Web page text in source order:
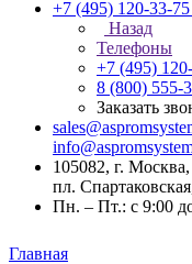
+7 (495) 120-33-75
Назад
Телефоны
+7 (495)
8 (800) 555-
Заказать
105082, г.
пл.
Пн. – Пт.: с 9:00
Главная